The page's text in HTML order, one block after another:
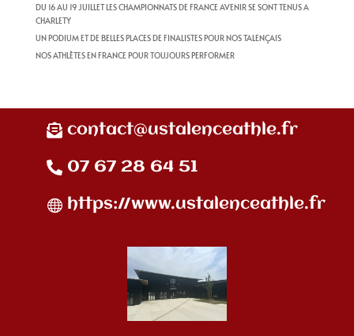
DU 16 AU 19 JUILLET LES CHAMPIONNATS DE FRANCE AVENIR SE SONT TENUS A
CHARLETY
UN PODIUM ET DE BELLES PLACES DE FINALISTES POUR NOS TALENÇAIS
NOS ATHLÈTES EN FRANCE POUR TOUJOURS PERFORMER
contact@ustalenceathle.fr
07 67 28 64 51
https://www.ustalenceathle.fr